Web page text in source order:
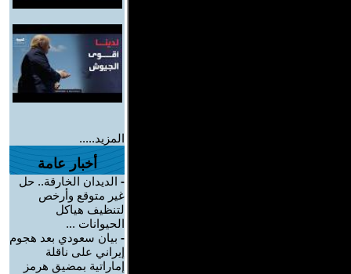
المزيد.....
أخبار عامة
- الديدان الخارقة.. حل
غير متوقع وأرخص
لتنظيف هياكل
الحيوانات ...
- بيان سعودي بعد هجوم
إيراني على ناقلة
إماراتية بمضيق هرمز